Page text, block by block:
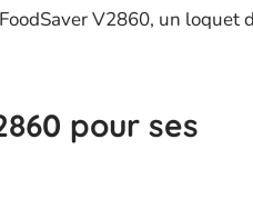
V2860, un loquet
pour ses